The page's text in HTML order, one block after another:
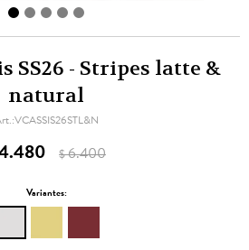
SS26 - Stripes latte &
natural
VCASSIS26STL&N
$6.400
Variantes: